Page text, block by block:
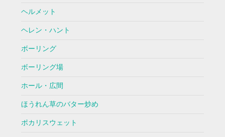
ヘルメット
ヘレン・ハント
ボーリング
ボーリング場
ホール・広間
ほうれん草のバター炒め
ポカリスウェット